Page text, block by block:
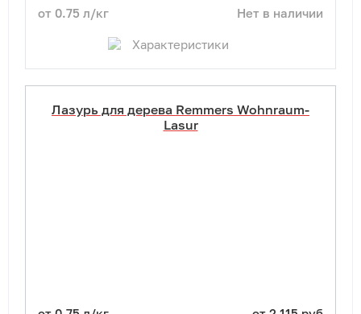
от 0.75 л/кг Нет в наличии
Характеристики
Лазурь для дерева Remmers Wohnraum-
Lasur